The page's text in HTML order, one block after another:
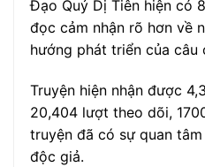
Đạo Quỷ Dị Tiên hiện có
đọc cảm nhận rõ hơn về
hướng phát triển của câu
Truyện hiện nhận được
20,404 lượt theo dõi,
truyện đã có sự quan
độc giả.